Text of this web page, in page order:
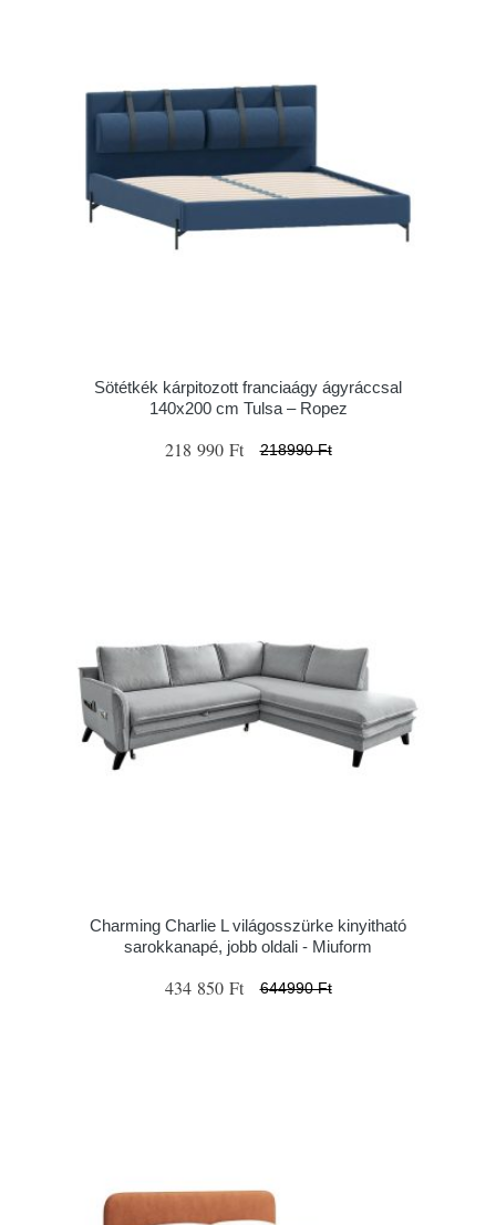
Sötétkék kárpitozott franciaágy ágyráccsal
140x200 cm Tulsa – Ropez
218 990 Ft 218990 Ft
Charming Charlie L világosszürke kinyitható
sarokkanapé, jobb oldali - Miuform
434 850 Ft 644990 Ft